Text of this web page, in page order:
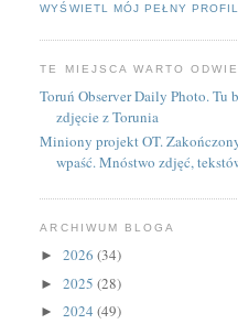
WYŚWIETL MÓJ PEŁNY PROFIL
TE MIEJSCA WARTO
Toruń Observer Daily Photo. Tu
zdjęcie z Torunia
Miniony projekt OT.
wpaść. Mnóstwo zdjęć,
ARCHIWUM BLOGA
►2026(34)
►2025(28)
►2024(49)